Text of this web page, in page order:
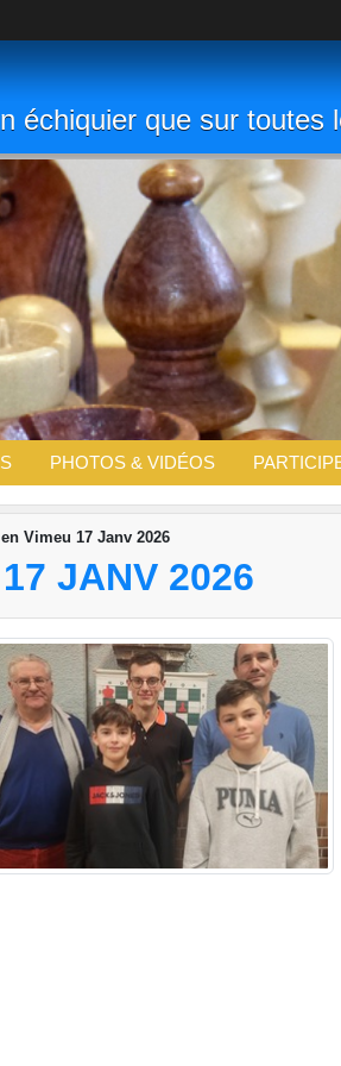
échiquier que sur
PHOTOS & VIDÉOS
Vimeu 17 Janv 2026
JANV 2026